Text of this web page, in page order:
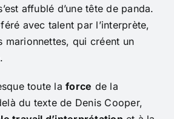
affublé d’une tête de panda.
avec talent par l’interprète,
marionnettes, qui créent un
.
toute laforce de la
du texte de Denis Cooper,